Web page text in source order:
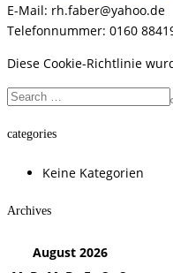
E-Mail: rh.faber@yahoo.de
Telefonnummer: 0160
Diese Cookie-Richtlinie
categories
Keine Kategorien
Archives
August 2026